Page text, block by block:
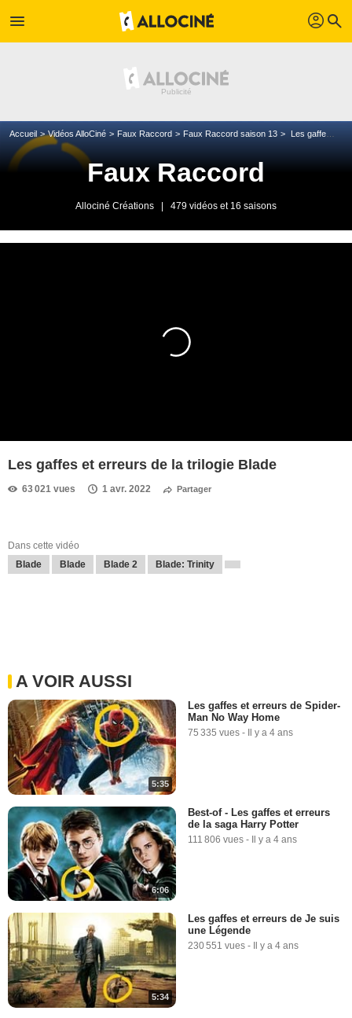
menu profil search
Accueil Vidéos AlloCiné Faux Raccord Faux Raccord saison 13 Les gaffes et erreurs de la trilogie Blade
Faux Raccord
Allociné Créations 479 vidéos et 16 saisons
Les gaffes et erreurs de la trilogie Blade
63 021 vues 1 avr. 2022 Partager
Dans cette vidéo
Blade
Blade Blade 2 Blade: Trinity
A VOIR AUSSI
5:35
Les gaffes et erreurs de Spider-
Man No Way Home
75 335 vues - Il y a 4 ans
6:06
Best-of - Les gaffes et erreurs
de la saga Harry Potter
111 806 vues - Il y a 4 ans
5:34
Les gaffes et erreurs de Je suis
une Légende
230 551 vues - Il y a 4 ans